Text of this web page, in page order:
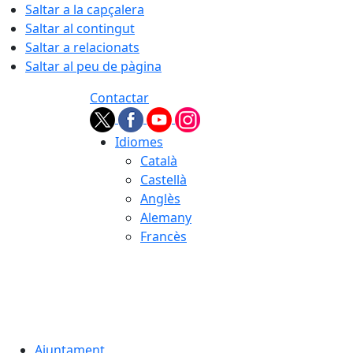
Saltar a la capçalera
Saltar al contingut
Saltar a relacionats
Saltar al peu de pàgina
Contactar
Idiomes
Català
Castellà
Anglès
Alemany
Francès